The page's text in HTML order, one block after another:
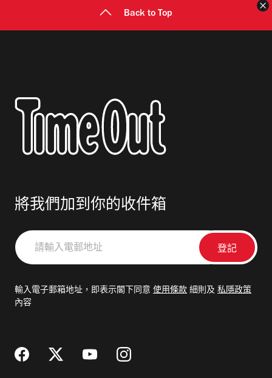
Back to Top
將我們加到你的收件箱
請
輸
郵
輸入電子郵箱地址，即表示閣下同意 使用條款 細則及 私隱政策
內容